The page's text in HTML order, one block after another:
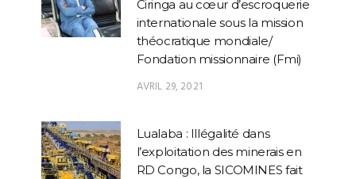
Ciringa au cœur d’escroquerie
internationale sous la mission
théocratique mondiale/
Fondation missionnaire (Fmi)
AVRIL 29, 2021
Lualaba : Illégalité dans
l’exploitation des minerais en
RD Congo, la SICOMINES fait